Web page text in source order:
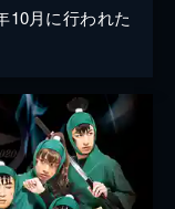
10月に行われた